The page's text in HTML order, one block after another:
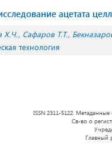
ацетата
Х.Ч. Сафаров Т.Т.
технология
ISSN 2311-5122.
Св-во о
Главный